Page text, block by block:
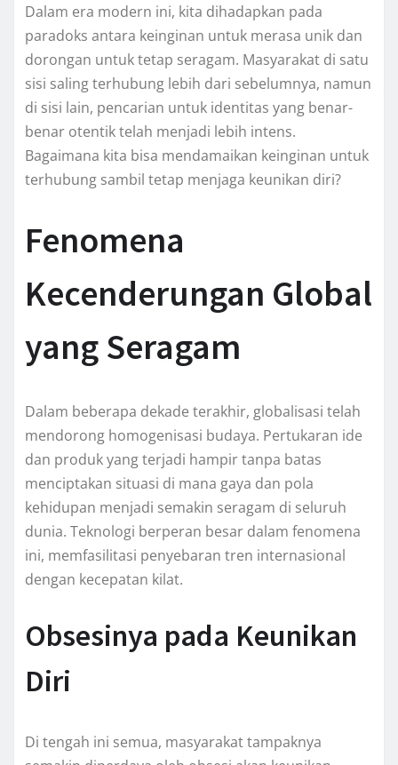
Dalam era modern ini, kita dihadapkan pada
paradoks antara keinginan untuk merasa unik dan
dorongan untuk tetap seragam. Masyarakat di satu
sisi saling terhubung lebih dari sebelumnya, namun
di sisi lain, pencarian untuk identitas yang benar-
benar otentik telah menjadi lebih intens.
Bagaimana kita bisa mendamaikan keinginan untuk
terhubung sambil tetap menjaga keunikan diri?
Fenomena
Kecenderungan Global
yang Seragam
Dalam beberapa dekade terakhir, globalisasi telah
mendorong homogenisasi budaya. Pertukaran ide
dan produk yang terjadi hampir tanpa batas
menciptakan situasi di mana gaya dan pola
kehidupan menjadi semakin seragam di seluruh
dunia. Teknologi berperan besar dalam fenomena
ini, memfasilitasi penyebaran tren internasional
dengan kecepatan kilat.
Obsesinya pada Keunikan
Diri
Di tengah ini semua, masyarakat tampaknya